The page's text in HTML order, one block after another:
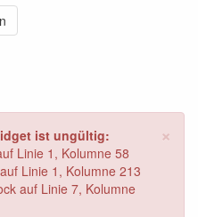
×
ist ungültig:
Linie 1, Kolumne 58
Linie 1, Kolumne 213
auf Linie 7, Kolumne